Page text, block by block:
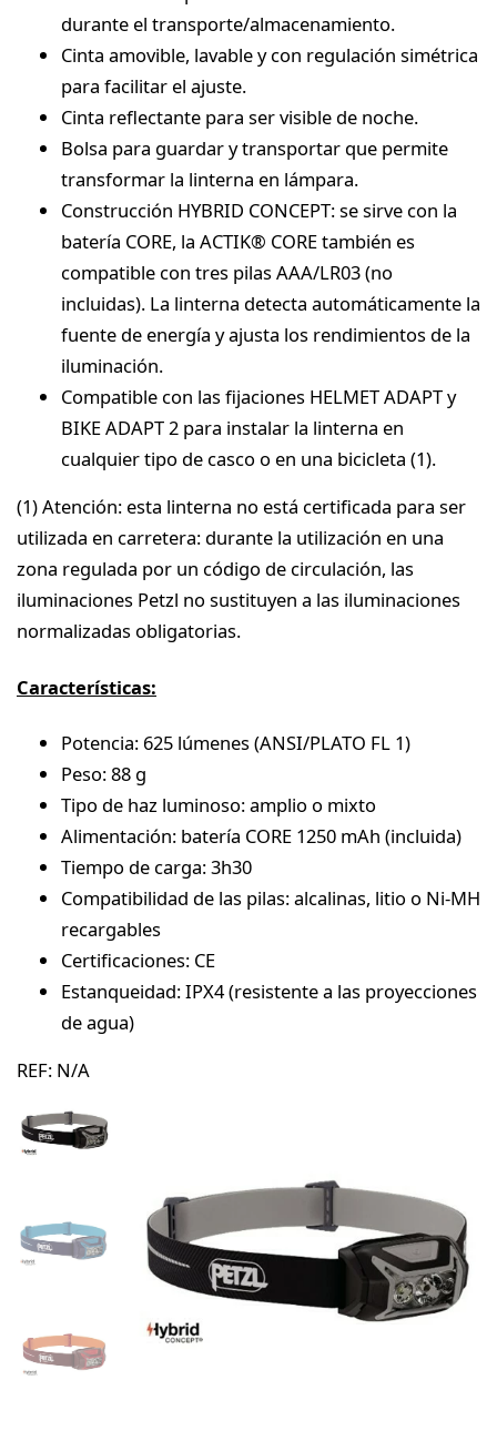
durante el transporte/almacenamiento.
Cinta amovible, lavable y con regulación simétrica
para facilitar el ajuste.
Cinta reflectante para ser visible de noche.
Bolsa para guardar y transportar que permite
transformar la linterna en lámpara.
Construcción HYBRID CONCEPT: se sirve con la
batería CORE, la ACTIK® CORE también es
compatible con tres pilas AAA/LR03 (no
incluidas). La linterna detecta automáticamente la
fuente de energía y ajusta los rendimientos de la
iluminación.
Compatible con las fijaciones HELMET ADAPT y
BIKE ADAPT 2 para instalar la linterna en
cualquier tipo de casco o en una bicicleta (1).
(1) Atención: esta linterna no está certificada para ser
utilizada en carretera: durante la utilización en una
zona regulada por un código de circulación, las
iluminaciones Petzl no sustituyen a las iluminaciones
normalizadas obligatorias.
Características:
Potencia: 625 lúmenes (ANSI/PLATO FL 1)
Peso: 88 g
Tipo de haz luminoso: amplio o mixto
Alimentación: batería CORE 1250 mAh (incluida)
Tiempo de carga: 3h30
Compatibilidad de las pilas: alcalinas, litio o Ni-MH
recargables
Certificaciones: CE
Estanqueidad: IPX4 (resistente a las proyecciones
de agua)
REF: N/A